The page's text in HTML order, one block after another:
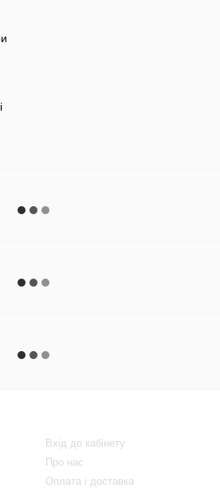
Вхід до кабінету
Про нас
Оплата і доставка